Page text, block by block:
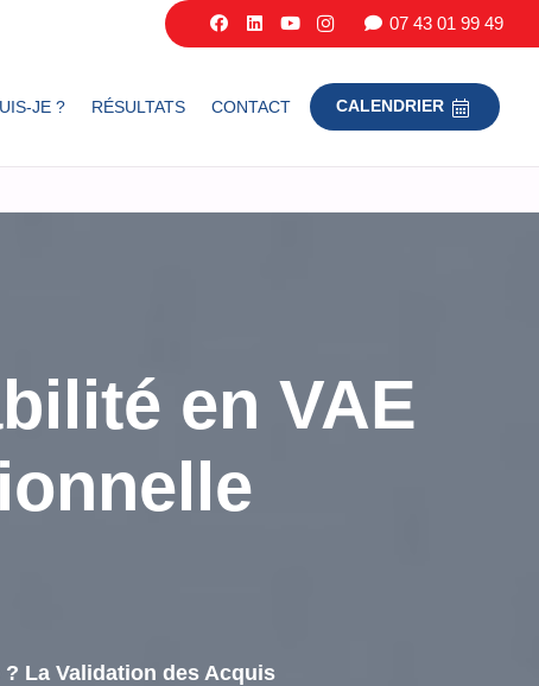
07 43 01 99 49
JE ? RÉSULTATS CONTACT CALENDRIER
en VAE
La Validation des Acquis